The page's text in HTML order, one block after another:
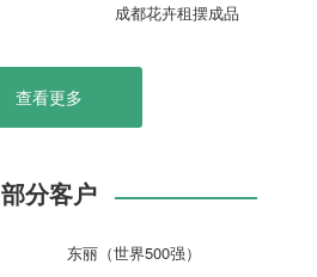
成都花卉租摆成品
查看更多
部分客户
东丽（世界500强）